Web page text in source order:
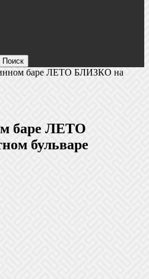
баре ЛЕТО БЛИЗКО на
баре ЛЕТО
бульваре